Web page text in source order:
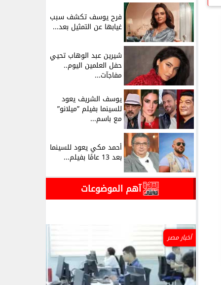
فرح يوسف تكشف سبب
غيابها عن التمثيل بعد...
شيرين عبد الوهاب تحيي
حفل العلمين اليوم..
مفاجآت...
يوسف الشريف يعود
للسينما بفيلم ”ميلانو”
مع باسم...
أحمد مكي يعود للسينما
بعد 13 عامًا بفيلم...
آهم الموضوعات
أخبار مصر